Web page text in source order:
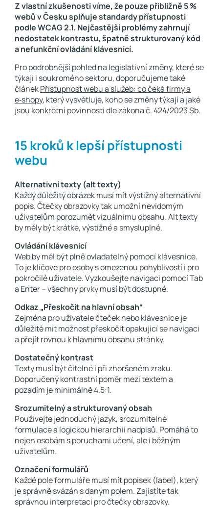
Z vlastní zkušenosti víme, že pouze přibližně 5 %
webů v Česku splňuje standardy přístupnosti
podle WCAG 2.1. Nejčastější problémy zahrnují
nedostatek kontrastu, špatně strukturovaný kód
a nefunkční ovládání klávesnicí.
Pro podrobnější pohled na legislativní změny, které se
týkají i soukromého sektoru, doporučujeme také
článekPřístupnost webu a služeb: co čeká firmy a
e‑shopy, který vysvětluje, koho se změny týkají a jaké
jsou konkrétní povinnosti dle zákona č. 424/2023 Sb.
15 kroků k lepší přístupnosti
webu
Alternativní texty (alt texty)
Každý důležitý obrázek musí mít výstižný alternativní
popis. Čtečky obrazovky tak umožní nevidomým
uživatelům porozumět vizuálnímu obsahu. Alt texty
by měly být krátké, výstižné a smysluplné.
Ovládání klávesnicí
Web by měl být plně ovladatelný pomocí klávesnice.
To je klíčové pro osoby s omezenou pohyblivostí i pro
pokročilé uživatele. Vyzkoušejte navigaci pomocí Tab
a Enter – všechny prvky musí být dostupné.
Odkaz „Přeskočit na hlavní obsah“
Zejména pro uživatele čteček nebo klávesnice je
důležité mít možnost přeskočit opakující se navigaci
a přejít rovnou k hlavnímu obsahu stránky.
Dostatečný kontrast
Texty musí být čitelné i při zhoršeném zraku.
Doporučený kontrastní poměr mezi textem a
pozadím je minimálně 4.5:1.
Srozumitelný a strukturovaný obsah
Používejte jednoduchý jazyk, srozumitelné
formulace a logickou hierarchii nadpisů. Pomáhá to
nejen osobám s poruchami učení, ale i běžným
uživatelům.
Označení formulářů
Každé pole formuláře musí mít popisek (label), který
je správně svázán s daným polem. Zajistíte tak
správnou interpretaci pro čtečky obrazovky.